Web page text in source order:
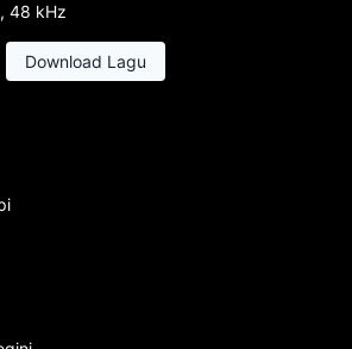
48 kHz
Download Lagu